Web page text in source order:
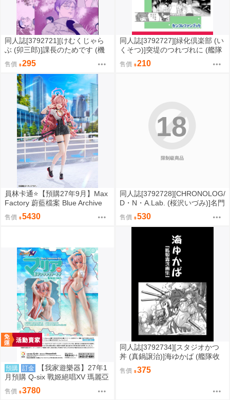
同人誌[3792721][けむくじゃら
ぶ (卯三郎)]課長のためです (機
動警察)
售價 295
同人誌[3792727][緑化倶楽部 (い
くそつ)]突堤のつれづれに (艦隊
售價 210
員林卡通⭐️【預購27年9月】Max
Factory 蔚藍檔案 Blue Archive
綺羅羅 1/7 0906
售價 5430
限制級商品
18
同人誌[3792728][CHRONOLOG/
D・N・A.Lab. (桜沢いづみ)]名門
女学院女子寮に潜む色情霊【特
典】 (原創)
售價 530
預購 訂金
【我家遊樂器】27年1
月預購 Q-six 戰姬絕唱XV 瑪麗亞
·卡登扎夫娜·伊芙 比基尼 1/7 光
澤版
售價 3780
同人誌[3792734][スタジオかつ
丼 (真鍋譲治)]海ゆかば (艦隊收
售價 375